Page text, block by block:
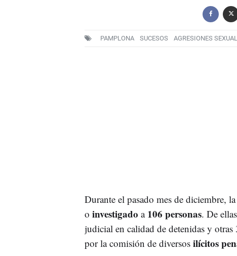
PAMPLONA SUCESOS AGRESIONES
Durante el pasado mes de diciembre, la
o investigado a106 personas. De
judicial en calidad de detenidas y otras
por la comisión de diversos ilícitos